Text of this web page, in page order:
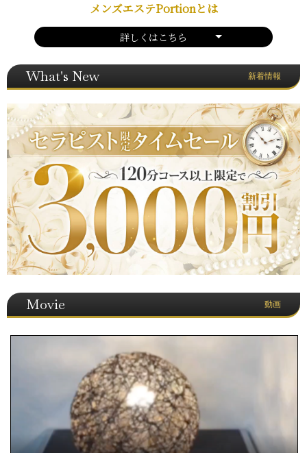
メンズエステPortionとは
詳しくはこちら
What's New 新着情報
Movie 動画